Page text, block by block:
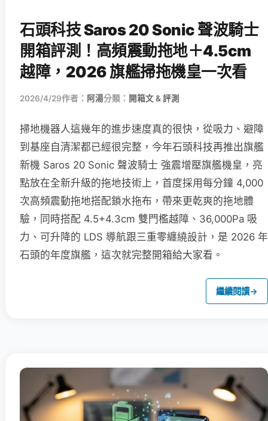
石頭科技 Saros 20 Sonic 聲波騎士
開箱評測！高頻震動拖地＋4.5cm
越障，2026 旗艦掃拖機皇一次看
2026/4/29作者： 阿湯分類： 開箱文 & 評測
掃地機器人這幾年的進步速度真的很快，從吸力、避障
到基座自清潔都已經很完整，今年石頭科技再推出旗艦
新機 Saros 20 Sonic 聲波騎士 強震增壓旗艦機皇，亮
點放在全新升級的拖地技術上，首度採用每分鐘 4,000
次高頻震動拖地搭配鎖水拖布，帶來更乾爽的拖地體
驗，同時搭配 4.5+4.3cm 雙門檻越障、36,000Pa 吸
力、可升降的 LDS 導航跟三重零纏繞設計，是 2026 年
石頭的年度旗艦，這次就完整開箱給大家看。
繼續閱讀→